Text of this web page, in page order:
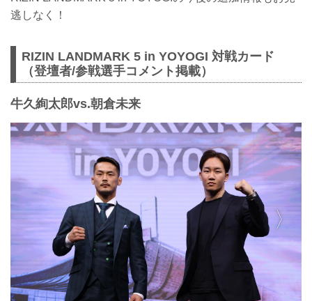
逃しなく！
RIZIN LANDMARK 5 in YOYOGI 対戦カード
（登壇者/参戦選手コメント掲載）
牛久絢太郎vs.朝倉未来